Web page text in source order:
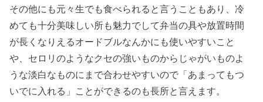
その他にも元々生でも食べられると言うこともあり、冷
めても十分美味しい所も魅力でして弁当の具や放置時間
が長くなりえるオードブルなんかにも使いやすいこと
や、セロリのようなクセの強いものからじゃがいものよ
うな淡白なものにまで合わせやすいので「あまってもつ
いでに入れる」ことができるのも長所と言えます。